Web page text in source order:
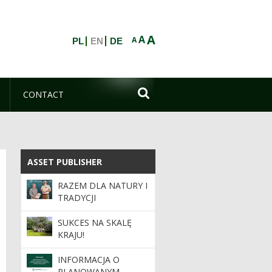
AAA
PL EN DE
CONTACT 
ASSET PUBLISHER
ASSET PUBLISHER
RAZEM DLA NATURY I
TRADYCJI
SUKCES NA SKALĘ
KRAJU!
INFORMACJA O